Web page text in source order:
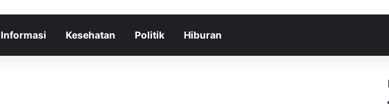
Informasi Kesehatan Politik Hiburan